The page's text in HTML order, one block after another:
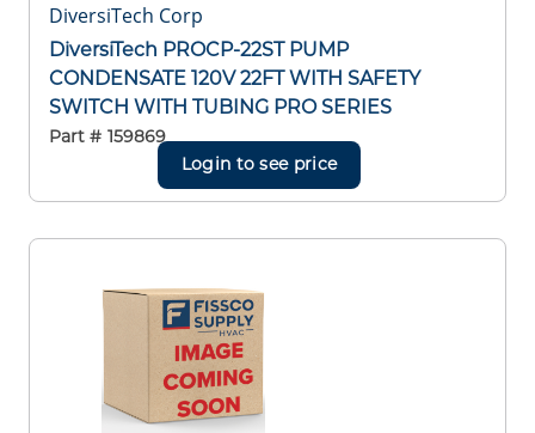
DiversiTech Corp
DiversiTech PROCP-22ST PUMP
CONDENSATE 120V 22FT WITH SAFETY
SWITCH WITH TUBING PRO SERIES
Part # 159869
Login to see price